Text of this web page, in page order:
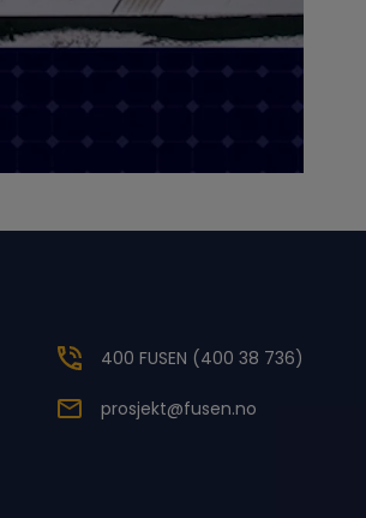
400 FUSEN (400 38 736)
prosjekt@fusen.no